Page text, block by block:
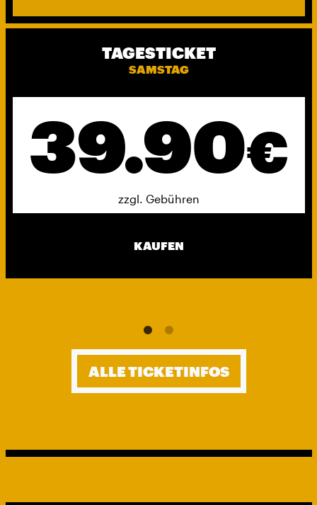
TAGESTICKET
SAMSTAG
39.90€
zzgl. Gebühren
KAUFEN
ALLE TICKETINFOS